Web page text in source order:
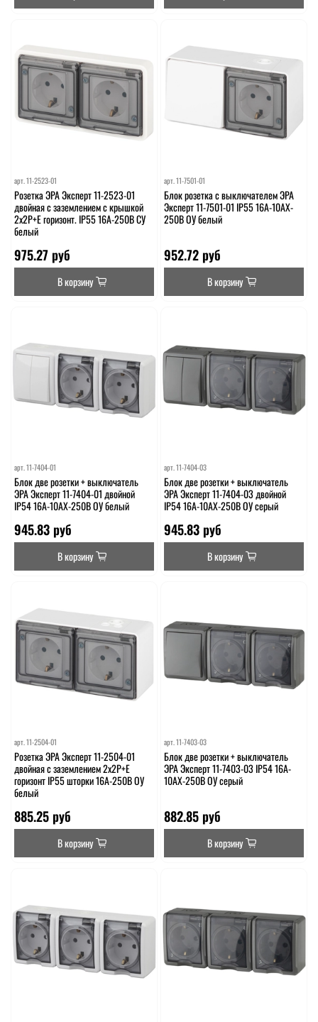
арт.11-2523-01
Розетка ЭРА Эксперт 11-2523-01
двойная с заземлением с крышкой
2х2P+E горизонт. IP55 16A-250В СУ
белый
975.27 руб
В корзину
арт. 11-7501-01
Блок розетка с выключателем ЭРА
Эксперт 11-7501-01 IP55 16A-10AX-
250В ОУ белый
952.72 руб
В корзину
арт.11-7404-01
Блок две розетки + выключатель
ЭРА Эксперт 11-7404-01 двойной
IP54 16A-10AX-250В ОУ белый
945.83 руб
В корзину
арт. 11-7404-03
Блок две розетки + выключатель
ЭРА Эксперт 11-7404-03 двойной
IP54 16A-10AX-250В ОУ серый
945.83 руб
В корзину
арт.11-2504-01
Розетка ЭРА Эксперт 11-2504-01
двойная с заземлением 2х2P+E
горизонт IP55 шторки 16A-250В ОУ
белый
885.25 руб
В корзину
арт. 11-7403-03
Блок две розетки + выключатель
ЭРА Эксперт 11-7403-03 IP54 16A-
10AX-250В ОУ серый
882.85 руб
В корзину